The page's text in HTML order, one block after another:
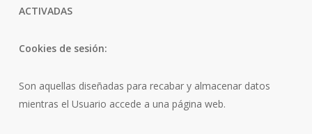
ACTIVADAS
Cookies de sesión:
Son aquellas diseñadas para recabar y almacenar datos
mientras el Usuario accede a una página web.